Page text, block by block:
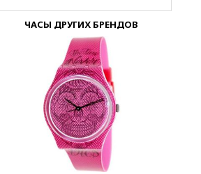
ЧАСЫ ДРУГИХ БРЕНДОВ